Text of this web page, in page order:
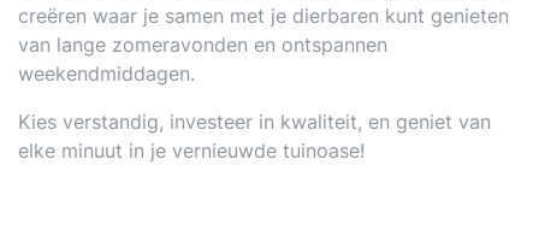
creëren waar je samen met je dierbaren kunt genieten
van lange zomeravonden en ontspannen
weekendmiddagen.
Kies verstandig, investeer in kwaliteit, en geniet van
elke minuut in je vernieuwde tuinoase!